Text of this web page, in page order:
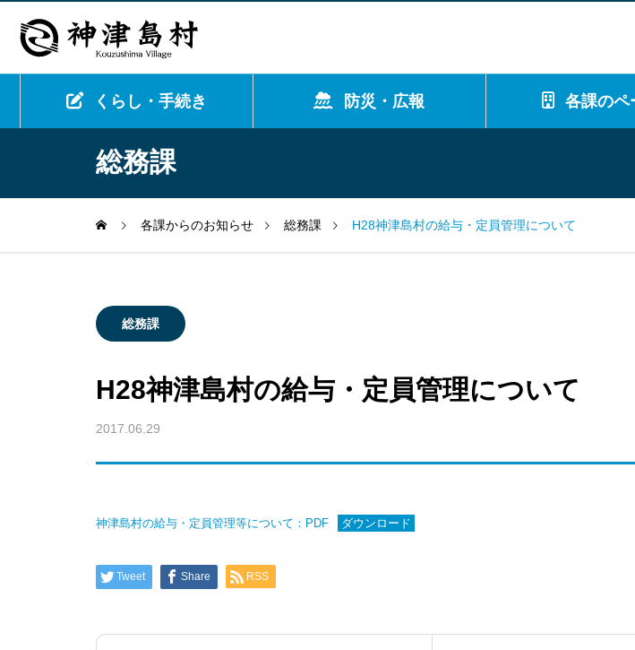
くらし・手続き 防災・広報 各課のペ
総務課
各課からのお知らせ 総務課 H28神津島村の給与・定員管理について
総務課
H28神津島村の給与・定員管理について
2017.06.29
神津島村の給与・定員管理等について：PDF ダウンロード
Tweet Share RSS